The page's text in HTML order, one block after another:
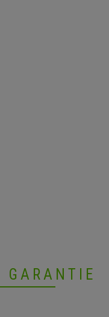
GARANTIE